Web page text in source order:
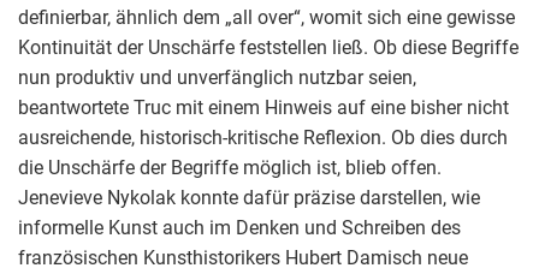
definierbar, ähnlich dem „all over“, womit sich eine gewisse
Kontinuität der Unschärfe feststellen ließ. Ob diese Begriffe
nun produktiv und unverfänglich nutzbar seien,
beantwortete Truc mit einem Hinweis auf eine bisher nicht
ausreichende, historisch-kritische Reflexion. Ob dies durch
die Unschärfe der Begriffe möglich ist, blieb offen.
Jenevieve Nykolak konnte dafür präzise darstellen, wie
informelle Kunst auch im Denken und Schreiben des
französischen Kunsthistorikers Hubert Damisch neue